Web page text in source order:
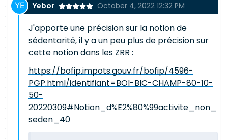
Yebor October 4, 2022 12:32 PM
J'apporte une précision sur la notion de
sédentarité, il y a un peu plus de précision sur
cette notion dans les ZRR :
https://bofip.impots.gouv.fr/bofip/4596-
PGP.html/identifiant=BOI-BIC-CHAMP-80-10-
50-
20220309#Notion_d%E2%80%99activite_non_
seden_40